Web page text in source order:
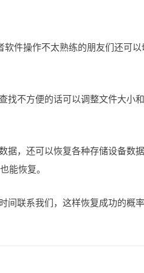
软件操作不太熟练的朋友们还可以
找不方便的话可以调整文件大小
，还可以恢复各种存储设备数据
能恢复。
间联系我们，这样恢复成功的概